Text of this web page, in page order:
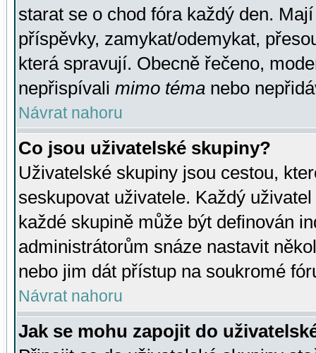
starat se o chod fóra každý den.
příspěvky, zamykat/odemykat,
která spravují. Obecně řečeno,
nepřispívali mimo téma nebo
Návrat nahoru
Co jsou uživatelské skupiny?
Uživatelské skupiny jsou cestou,
seskupovat uživatele. Každý
každé skupině může být definován
administrátorům snáze nastavit
nebo jim dát přístup na soukromé
Návrat nahoru
Jak se mohu zapojit do